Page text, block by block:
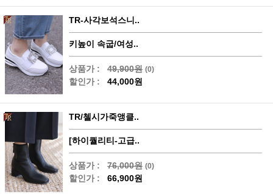
TR-사각보석스니..
키높이 속굽/여성..
상품가 : 49,900원 (0)
할인가 : 44,000원
TR/첼시가죽앵클..
[하이퀄리티-고급..
상품가 : 76,000원 (0)
할인가 : 66,900원